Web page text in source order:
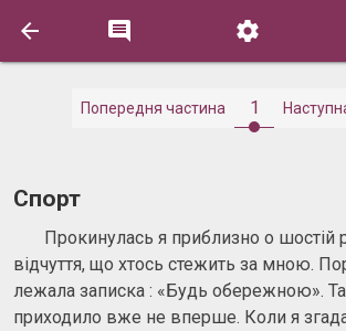
  
Попередня частина 1
Спорт
Прокинулась я приблизно о шостій
відчуття, що хтось стежить за мною.
лежала записка : «Будь обережною».
приходило вже не вперше. Коли я